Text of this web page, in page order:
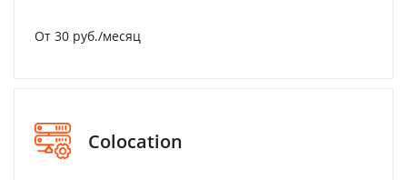
От 30 руб./месяц
Colocation